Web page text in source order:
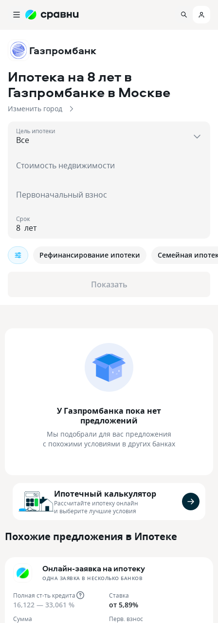
Газпромбанк
Ипотека на 8 лет в
Газпромбанке в Москве
Изменить город
Цель ипотеки
Стоимость недвижимости
Первоначальный взнос
лет
Срок
Показать
Рефинансирование ипотеки Семейная
У Газпромбанка пока нет
предложений
Мы подобрали для вас предложения
с похожими условиями в других банках
Ипотечный калькулятор
Рассчитайте ипотеку онлайн
и выберите лучшие условия
Похожие предложения в Ипотеке
Онлайн-заявка на ипотеку
ОДНА ЗАЯВКА В НЕСКОЛЬКО БАНКОВ
Полная ст-ть кредита
16,122 — 33,061 %
Ставка
от 5,89%
Сумма Перв. взнос